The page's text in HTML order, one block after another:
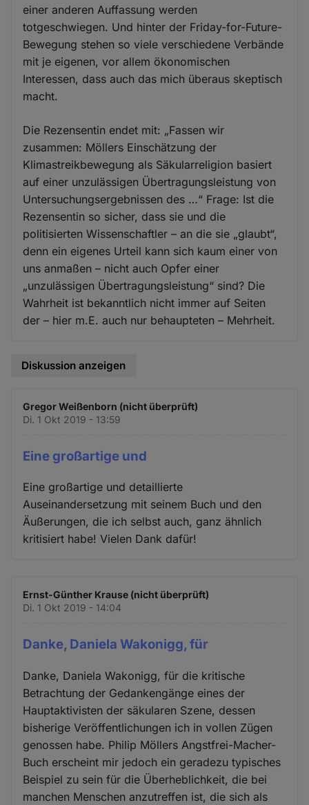
einer anderen Auffassung werden
totgeschwiegen. Und hinter der Friday-for-Future-
Bewegung stehen so viele verschiedene Verbände
mit je eigenen, vor allem ökonomischen
Interessen, dass auch das mich überaus skeptisch
macht.
Die Rezensentin endet mit: „Fassen wir
zusammen: Möllers Einschätzung der
Klimastreikbewegung als Säkularreligion basiert
auf einer unzulässigen Übertragungsleistung von
Untersuchungsergebnissen des …“ Frage: Ist die
Rezensentin so sicher, dass sie und die
politisierten Wissenschaftler – an die sie „glaubt“,
denn ein eigenes Urteil kann sich kaum einer von
uns anmaßen – nicht auch Opfer einer
„unzulässigen Übertragungsleistung“ sind? Die
Wahrheit ist bekanntlich nicht immer auf Seiten
der – hier m.E. auch nur behaupteten – Mehrheit.
Diskussion anzeigen
Gregor Weißenborn (nicht überprüft)
Di. 1 Okt 2019 - 13:59
Eine großartige und
Eine großartige und detaillierte
Auseinandersetzung mit seinem Buch und den
Äußerungen, die ich selbst auch, ganz ähnlich
kritisiert habe! Vielen Dank dafür!
Ernst-Günther Krause (nicht überprüft)
Di. 1 Okt 2019 - 14:04
Danke, Daniela Wakonigg, für
Danke, Daniela Wakonigg, für die kritische
Betrachtung der Gedankengänge eines der
Hauptaktivisten der säkularen Szene, dessen
bisherige Veröffentlichungen ich in vollen Zügen
genossen habe. Philip Möllers Angstfrei-Macher-
Buch erscheint mir jedoch ein geradezu typisches
Beispiel zu sein für die Überheblichkeit, die bei
manchen Menschen anzutreffen ist, die sich als